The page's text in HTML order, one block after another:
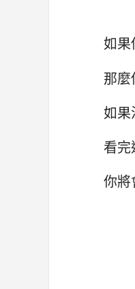
如果
那
如果
看完
你